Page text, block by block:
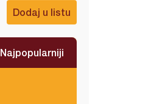
Dodaj u listu
Najpopularniji